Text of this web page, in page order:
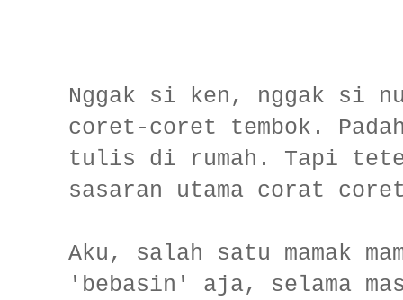
Nggak si ken, nggak si
coret-coret tembok.
tulis di rumah. Tapi
sasaran utama corat
Aku, salah satu mamak
'bebasin' aja, selama